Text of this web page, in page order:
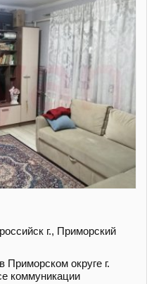
г., Приморский
округе г.
коммуникации